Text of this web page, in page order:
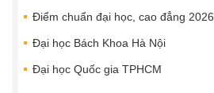
Điểm chuẩn đại học, cao đẳng 2026
Đại học Bách Khoa Hà Nội
Đại học Quốc gia TPHCM